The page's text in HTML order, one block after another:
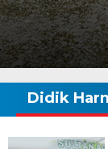
Didik